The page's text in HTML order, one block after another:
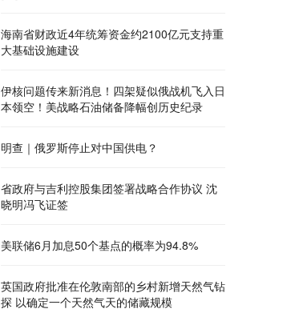
海南省财政近4年统筹资金约2100亿元支持重
大基础设施建设
伊核问题传来新消息！四架疑似俄战机飞入日
本领空！美战略石油储备降幅创历史纪录
明查｜俄罗斯停止对中国供电？
省政府与吉利控股集团签署战略合作协议 沈
晓明冯飞证签
美联储6月加息50个基点的概率为94.8%
英国政府批准在伦敦南部的乡村新增天然气钻
探 以确定一个天然气天的储藏规模